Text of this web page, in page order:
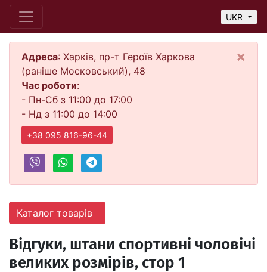
UKR
Адреса: Харків, пр-т Героїв Харкова
(раніше Московський), 48
Час роботи:
- Пн-Сб з 11:00 до 17:00
- Нд з 11:00 до 14:00
+38 095 816-96-44
×
Каталог товарів
Відгуки, штани спортивні чоловічі
великих розмірів, стор 1